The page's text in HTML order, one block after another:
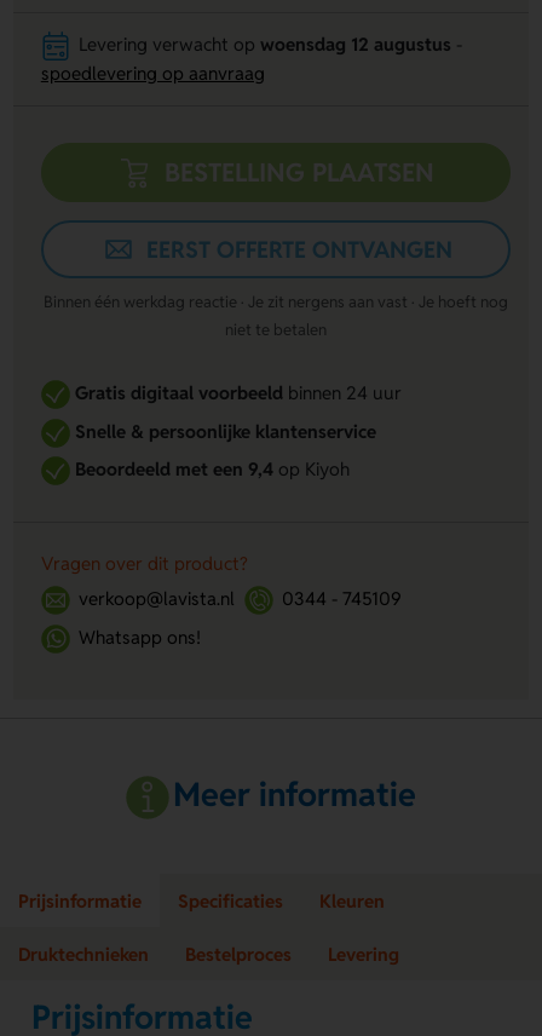
Levering verwacht op woensdag 12 augustus
spoedlevering op aanvraag
BESTELLING PLAATSEN
EERST OFFERTE ONTVANGEN
Binnen één werkdag reactie · Je zit nergens aan vast · Je hoeft nog
niet te betalen
Gratis digitaal voorbeeldbinnen 24 uur
Snelle & persoonlijke klantenservice
Beoordeeld met een 9,4op Kiyoh
Vragen over dit product?
verkoop@lavista.nl
0344 - 745109
Whatsapp ons!
Meer informatie
Prijsinformatie Specificaties Kleuren
Druktechnieken Bestelproces Levering
Prijsinformatie